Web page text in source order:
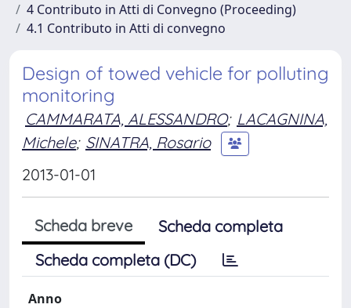
4 Contributo in Atti di Convegno (Proceeding)
4.1 Contributo in Atti di convegno
Design of towed vehicle for polluting
monitoring
CAMMARATA, ALESSANDRO; LACAGNINA,
Michele; SINATRA, Rosario
2013-01-01
Scheda breve
Scheda completa
Scheda completa (DC)
Anno